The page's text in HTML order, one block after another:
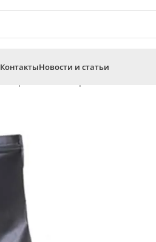
КонтактыНовости и статьи